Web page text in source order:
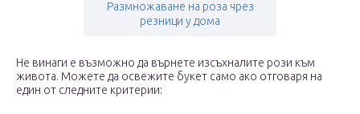
Размножаване на роза чрез
резници у дома
Не винаги е възможно да върнете изсъхналите рози към
живота. Можете да освежите букет само ако отговаря на
един от следните критерии: